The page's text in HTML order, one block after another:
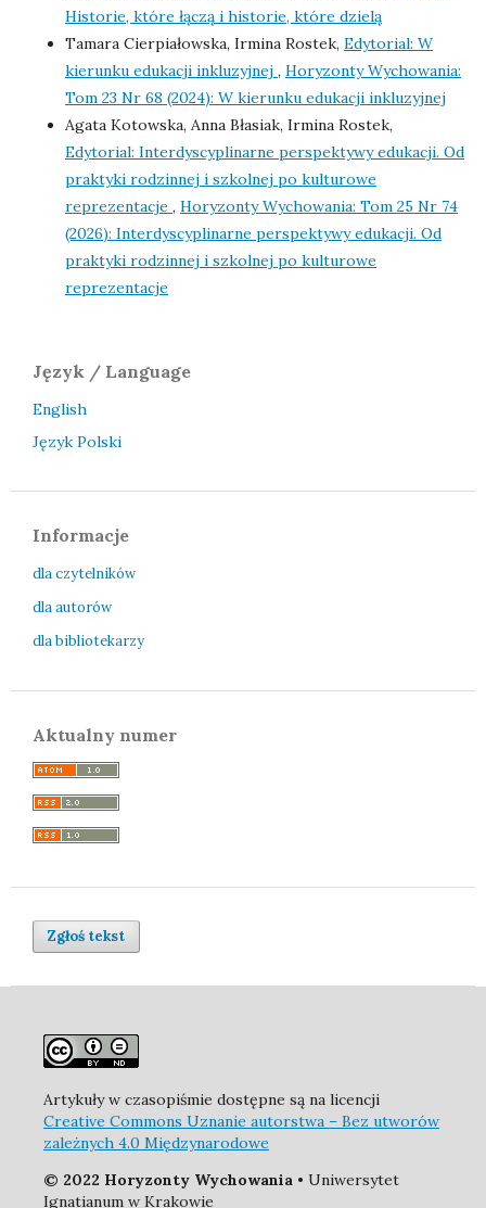
Historie, które łączą i historie, które dzielą
Tamara Cierpiałowska, Irmina Rostek, Edytorial: W
kierunku edukacji inkluzyjnej , Horyzonty Wychowania:
Tom 23 Nr 68 (2024): W kierunku edukacji inkluzyjnej
Agata Kotowska, Anna Błasiak, Irmina Rostek,
Edytorial: Interdyscyplinarne perspektywy edukacji. Od
praktyki rodzinnej i szkolnej po kulturowe
reprezentacje , Horyzonty Wychowania: Tom 25 Nr 74
(2026): Interdyscyplinarne perspektywy edukacji. Od
praktyki rodzinnej i szkolnej po kulturowe
reprezentacje
Język / Language
English
Język Polski
Informacje
dla czytelników
dla autorów
dla bibliotekarzy
Aktualny numer
Zgłoś tekst
Artykuły w czasopiśmie dostępne są na licencji
Creative Commons Uznanie autorstwa – Bez utworów
zależnych 4.0 Międzynarodowe
© 2022 Horyzonty Wychowania • Uniwersytet
Ignatianum w Krakowie